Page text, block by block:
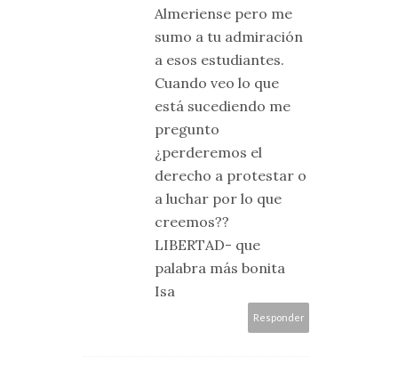
Almeriense pero me
sumo a tu admiración
a esos estudiantes.
Cuando veo lo que
está sucediendo me
pregunto
¿perderemos el
derecho a protestar o
a luchar por lo que
creemos??
LIBERTAD- que
palabra más bonita
Isa
Responder